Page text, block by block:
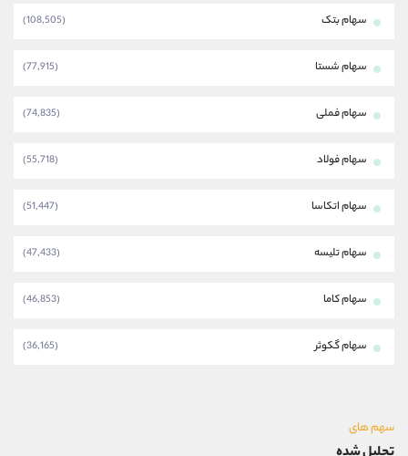
سهام بتک (108,505)
سهام شستا (77,915)
سهام فملی (74,835)
سهام فولاد (55,718)
سهام اتکاسا (51,447)
سهام تلیسه (47,433)
سهام کاما (46,853)
سهام گکوثر (36,165)
سهم های